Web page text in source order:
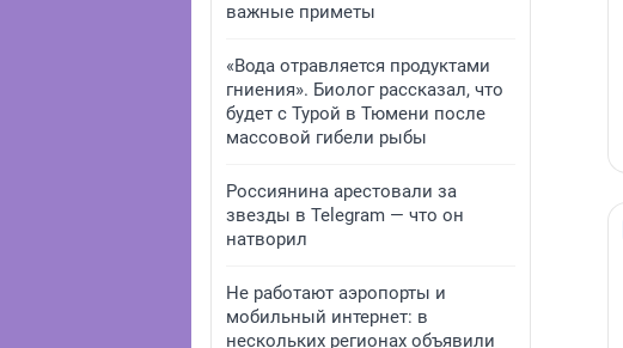
важные приметы
«Вода отравляется продуктами
гниения». Биолог рассказал, что
будет с Турой в Тюмени после
массовой гибели рыбы
Россиянина арестовали за
звезды в Telegram — что он
натворил
Не работают аэропорты и
мобильный интернет: в
нескольких регионах объявили